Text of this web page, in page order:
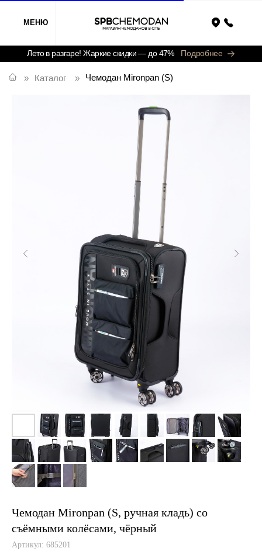
Каталог » Чемодан Mironpan (S)
Чемодан Mironpan (S, ручная кладь) со
съёмными колёсами, чёрный
Артикул: 685201